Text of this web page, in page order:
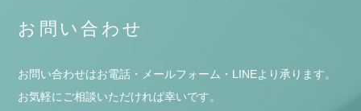
お問い合わせ
お問い合わせはお電話・メールフォーム・LINEより承ります。
お気軽にご相談いただければ幸いです。